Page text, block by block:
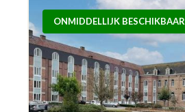
ONMIDDELLIJK BESCHIKBAAR